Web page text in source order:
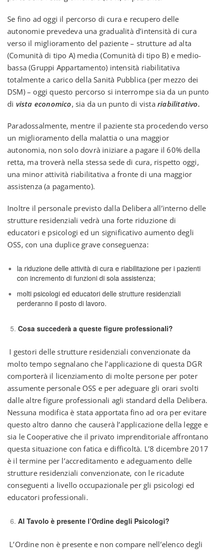
Se fino ad oggi il percorso di cura e recupero delle
autonomie prevedeva una gradualità d’intensità di cura
verso il miglioramento del paziente – strutture ad alta
(Comunità di tipo A) media (Comunità di tipo B) e medio-
bassa (Gruppi Appartamento) intensità riabilitativa
totalmente a carico della Sanità Pubblica (per mezzo dei
DSM) – oggi questo percorso si interrompe sia da un punto
di vista economico, sia da un punto di vistariabilitativo.
Paradossalmente, mentre il paziente sta procedendo verso
un miglioramento della malattia o una maggior
autonomia, non solo dovrà iniziare a pagare il 60% della
retta, ma troverà nella stessa sede di cura, rispetto oggi,
una minor attività riabilitativa a fronte di una maggior
assistenza (a pagamento).
Inoltre il personale previsto dalla Delibera all’interno delle
strutture residenziali vedrà una forte riduzione di
educatori e psicologi ed un significativo aumento degli
OSS, con una duplice grave conseguenza:
la riduzione delle attività di cura e riabilitazione per i pazienti
con incremento di funzioni di sola assistenza;
molti psicologi ed educatori delle strutture residenziali
perderanno il posto di lavoro.
Cosa succederà a queste figure professionali?
I gestori delle strutture residenziali convenzionate da
molto tempo segnalano che l’applicazione di questa DGR
comporterà il licenziamento di molte persone per poter
assumente personale OSS e per adeguare gli orari svolti
dalle altre figure professionali agli standard della Delibera.
Nessuna modifica è stata apportata fino ad ora per evitare
questo altro danno che causerà l’applicazione della legge e
sia le Cooperative che il privato imprenditoriale affrontano
questa situazione con fatica e difficoltà. L’8 dicembre 2017
è il termine per l’accreditamento e adeguamento delle
strutture residenziali convenzionate, con le ricadute
conseguenti a livello occupazionale per gli psicologi ed
educatori professionali.
Al Tavolo è presente l’Ordine degli Psicologi?
L’Ordine non è presente e non compare nell’elenco degli